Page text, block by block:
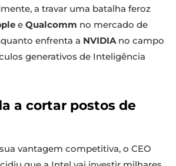
a travar uma batalha feroz
e Qualcomm no mercado de
enfrenta a NVIDIAno campo
generativos de Inteligência
a cortar postos de
vantagem competitiva, o CEO